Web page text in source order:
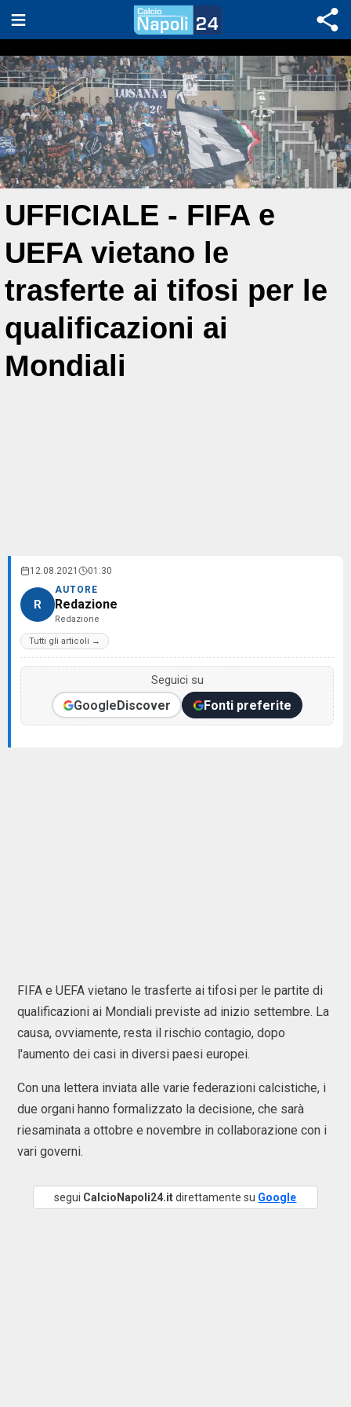
UFFICIALE - FIFA e
UEFA vietano le
trasferte ai tifosi per le
qualificazioni ai
Mondiali
12.08.2021 01:30
R
AUTORE
Redazione
Redazione
Tutti gli articoli →
Seguici su
GoogleDiscover Fonti preferite
FIFA e UEFA vietano le trasferte ai tifosi per le partite di
qualificazioni ai Mondiali previste ad inizio settembre. La
causa, ovviamente, resta il rischio contagio, dopo
l'aumento dei casi in diversi paesi europei.
Con una lettera inviata alle varie federazioni calcistiche, i
due organi hanno formalizzato la decisione, che sarà
riesaminata a ottobre e novembre in collaborazione con i
vari governi.
segui CalcioNapoli24.itdirettamente su Google